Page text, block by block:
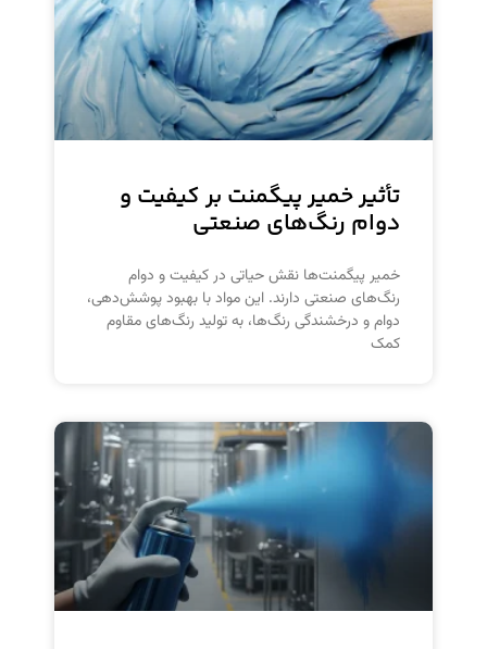
تأثیر خمیر پیگمنت بر کیفیت و
دوام رنگ‌های صنعتی
خمیر پیگمنت‌ها نقش حیاتی در کیفیت و دوام
رنگ‌های صنعتی دارند. این مواد با بهبود پوشش‌دهی،
دوام و درخشندگی رنگ‌ها، به تولید رنگ‌های مقاوم
کمک